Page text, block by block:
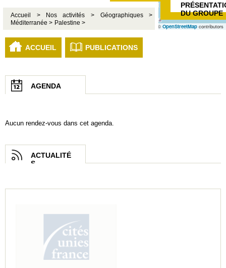
Accueil > Nos activités >
Géographiques >
Méditerranée > Palestine >
DU GROUPE
© OpenStreetMap contributors
ACCUEIL PUBLICATIONS
AGENDA
Aucun rendez-vous dans cet agenda.
ACTUALITÉ
S